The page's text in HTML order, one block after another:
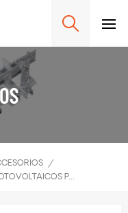
/
CLIP DE CABLE PARA PANELES FOTOVOLTAICOS PARA SUJETAR 2 CABLES ERK-CCP-04